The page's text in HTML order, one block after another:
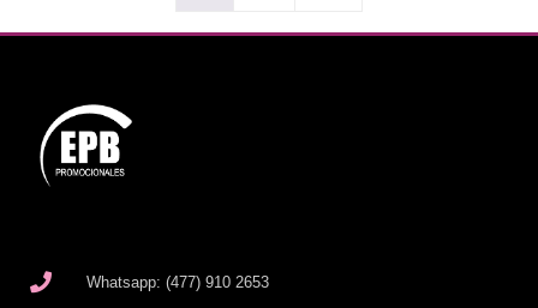
Whatsapp: (477) 910 2653